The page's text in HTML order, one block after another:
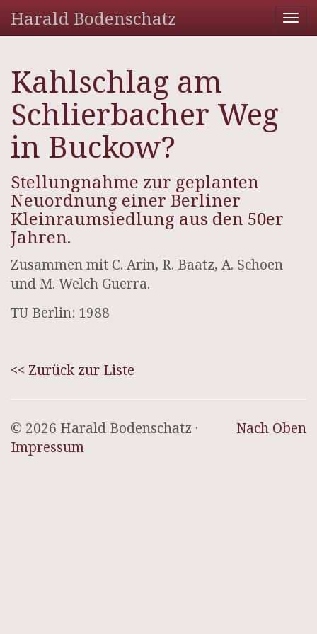
Harald Bodenschatz
Kahlschlag am
Schlierbacher Weg
in Buckow?
Stellungnahme zur geplanten
Neuordnung einer Berliner
Kleinraumsiedlung aus den 50er
Jahren.
Zusammen mit C. Arin, R. Baatz, A. Schoen
und M. Welch Guerra.
TU Berlin: 1988
<< Zurück zur Liste
Nach Oben
© 2026 Harald Bodenschatz ·
Impressum